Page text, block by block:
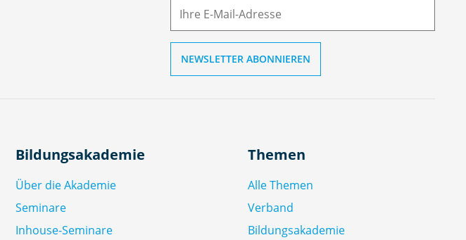
Bildungsakademie
Über die Akademie
Seminare
Inhouse-Seminare
Themen
Alle Themen
Verband
Bildungsakademie